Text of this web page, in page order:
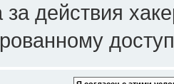
за действия